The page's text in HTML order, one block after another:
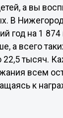
а вы
В
год на 1
а всего
22,5 тысяч.
всем
к